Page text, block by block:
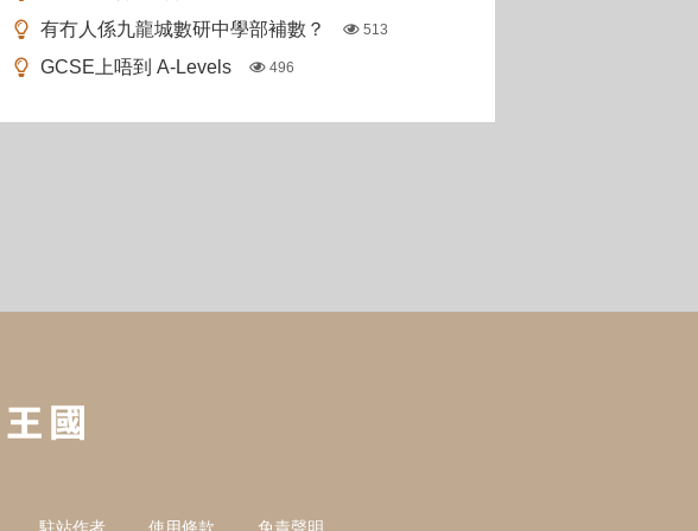
有冇人係九龍城數研中學部補數？ 513
GCSE上唔到 A-Levels 496
駐站作者 使用條款 免責聲明